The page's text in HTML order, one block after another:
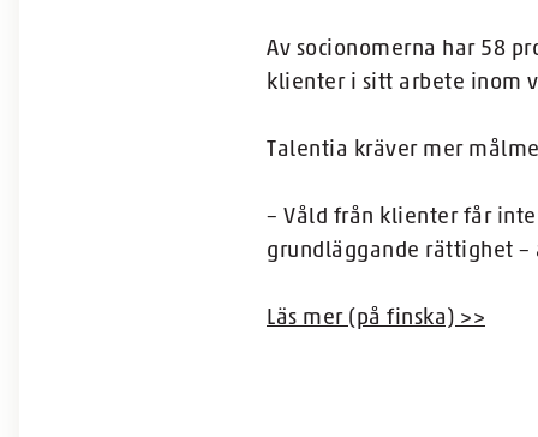
Av socionomerna har 58
klienter i sitt arbete inom
Talentia kräver mer
– Våld från klienter får inte
grundläggande rättighet –
Läs mer (på finska) >>